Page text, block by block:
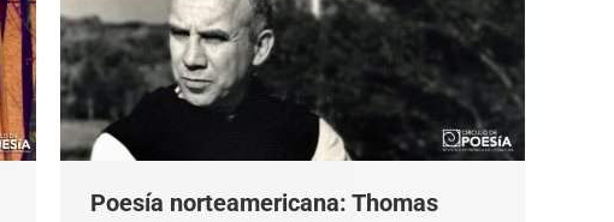
Poesía norteamericana: Thomas